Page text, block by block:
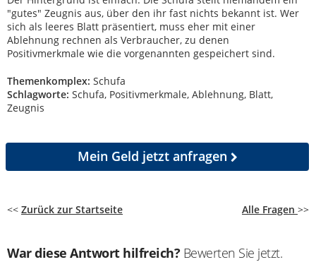
"gutes" Zeugnis aus, über den ihr fast nichts bekannt ist. Wer
sich als leeres Blatt präsentiert, muss eher mit einer
Ablehnung rechnen als Verbraucher, zu denen
Positivmerkmale wie die vorgenannten gespeichert sind.
Themenkomplex: Schufa
Schlagworte: Schufa, Positivmerkmale, Ablehnung, Blatt,
Zeugnis
Mein Geld jetzt anfragen
<< Zurück zur Startseite Alle Fragen >>
War diese Antwort hilfreich? Bewerten Sie jetzt.